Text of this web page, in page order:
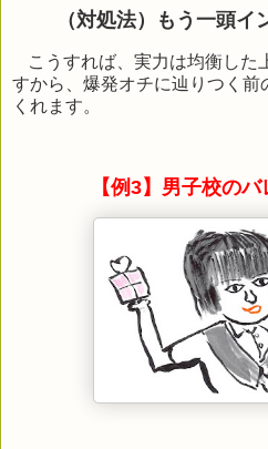
（対処法）もう一頭イ
こうすれば、実力は均衡した
すから、爆発オチに辿りつく前
くれます。
【例3】 男子校のバ